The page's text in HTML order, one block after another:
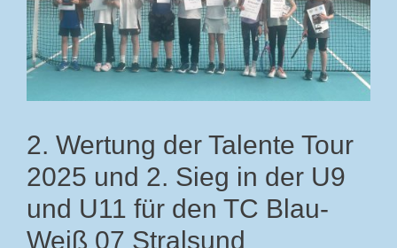
2. Wertung der Talente Tour
2025 und 2. Sieg in der U9
und U11 für den TC Blau-
Weiß 07 Stralsund